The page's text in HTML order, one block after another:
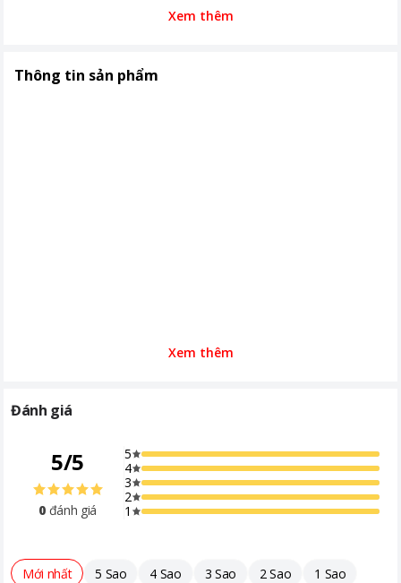
Hygiene Fresh+ giúp diệt khuẩn và
Kích thước, khối lượng
Xem thêm
Thông tin sản phẩm
Xem thêm
Đánh giá
5/5
0 đánh giá
5
4
3
2
1
Mới nhất 5 Sao 4 Sao 3 Sao 2 Sao 1 Sao